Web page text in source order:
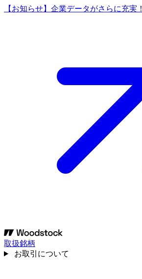
【お知らせ】企業データがさらに充実！
取扱銘柄
お取引について